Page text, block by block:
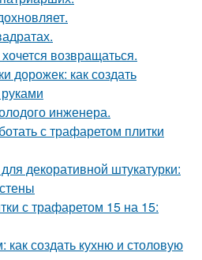
возвращаться.
дорожек: как создать
инженера.
с трафаретом плитки
декоративной штукатурки:
с трафаретом 15 на 15:
как создать кухню и столовую